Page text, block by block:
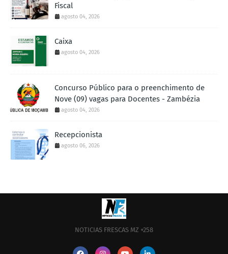
Fiscal
agosto 04, 2026
Caixa
agosto 04, 2026
Concurso Público para o preenchimento de
Nove (09) vagas para Docentes - Zambézia
agosto 04, 2026
Recepcionista
agosto 06, 2026
NOTICIAS FRESCAS MZ +258